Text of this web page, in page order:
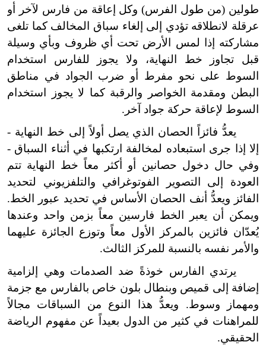
طولين (من طول الفرس) وكل إعاقة من فارس لآخر أو
عرقلة لانطلاقه تؤدي إلى إلغاء سباق المخالف كما تلغى
مشاركته إذا لمس الأرض تحت أي ظروف وبأي وسيلة
قبل تجاوز خط النهاية، ولا يجوز للفارس استخدام
السوط على نحو مفرط أو ضرب الجواد في مناطق
البطن ومقدمة الخواصر والرقبة كما لا يجوز استخدام
السوط لإعاقة حركة جواد آخر.
يعدُّ فائزاً الحصان الذي يصل أولاً إلى خط النهاية -
إلا إذا جرى استبعاده لمخالفة ارتكبها في أثناء السباق -
وفي حال دخول حصانين أو أكثر معاً خط النهاية تتم
العودة إلى التصوير الفوتوغرافي والتلفزيوني لتحديد
الفائز ويعدُّ أنف الحصان الأساس في تحديد عبور الخط.
ويمكن أن يعبر الخط فارسين معاً بزمن واحد وعندها
يُعدّان فائزين بالمركز الأول معاً وتوزع الجائزة عليهما
والأمر نفسه بالنسبة للمركز الثالث.
يرتدي الفارس خوذةً ضد الصدمات وهي إلزامية
إضافة إلى قميص وبنطال بلون خاص بالفارس مع جزمة
ومهماز وسوط. ويعدُّ هذا النوع من السباقات مجالاً
للمراهنات في كثير من الدول بعيداً عن مفهوم الرياضة
الحقيقي.